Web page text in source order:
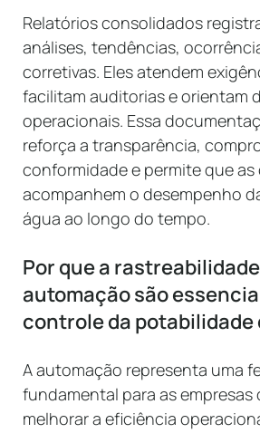
Relatórios consolidados
análises, tendências,
corretivas. Eles atendem
facilitam auditorias e orientam
operacionais. Essa
reforça a transparência,
conformidade e permite que
acompanhem o desempenho
água ao longo do tempo.
Por que a
automação são
controle da potabilidade
A automação representa uma
fundamental para as empresas
melhorar a eficiência